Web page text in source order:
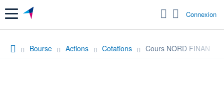
Menu Connexion
Bourse Actions Cotations Cours NORD FINAN